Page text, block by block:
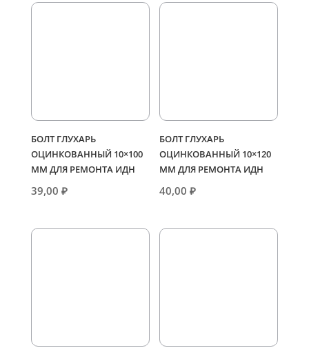
БОЛТ ГЛУХАРЬ
ОЦИНКОВАННЫЙ 10×100
ММ ДЛЯ РЕМОНТА ИДН
39,00 ₽
БОЛТ ГЛУХАРЬ
ОЦИНКОВАННЫЙ 10×120
ММ ДЛЯ РЕМОНТА ИДН
40,00₽